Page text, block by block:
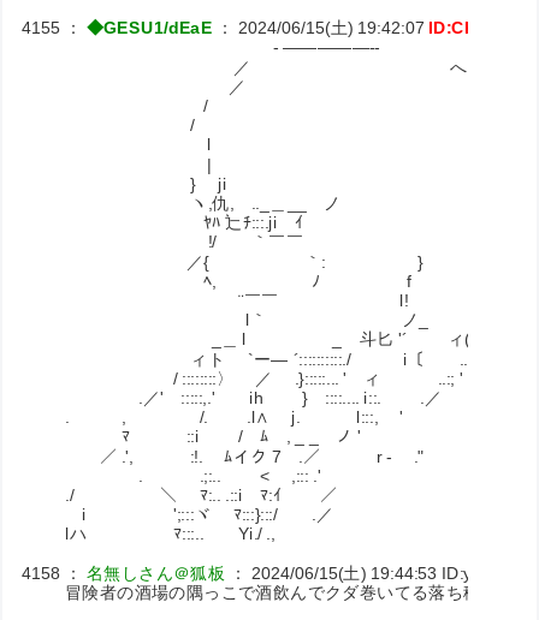
4155 ：◆GESU1/dEaE ： 2024/06/15(土) 19:42:07
‐ ―――――‐‐
／ へ
／ ＼
/
/ i
| l
} ji i その
ヽ,仇, .._＿__ ノ i
ﾔﾊ 辷ﾁ:::.ji ｲ
!/ ｀￣￣ {
／{ ｀: } i
ゝﾍ, ﾉ f :
ゝ¨￣￣ l! { _
l｀ ノ_ ﾑ斗
_＿ l _ 斗匕 '´ ィ( ..::〉' ∧
ィト `ー― ´::::::::::./ i〔 ..::ｲ
/ ::::::::〉 ／ .}:::::... ' ィ ..:; '
.／' :::::,.' ih } ::::.... i::. .
. , /. .l∧ j. l:::,
ﾏ ::i / ﾑ , _ _ ノ
／ .', :!. ﾑイク 7￣.／ r ‐
.ゝ .;:.. < ,::: .'
./ ＼ ﾏ:.. .::i ﾏ:
i ';:::ヾ ﾏ:::}:::/ .
lハ ﾏ:::.. Yi./
4158 ：名無しさん＠狐板 ： 2024/06/15(土) 19:44:53
冒険者の酒場の隅っこで酒飲んでクダ巻いてる落ち穂拾いの